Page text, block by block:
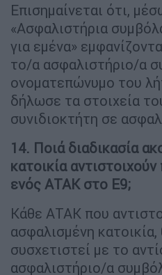
Επισημαίνεται ότι,
«Ασφαλιστήρια
για εμένα»
το/α ασφαλιστήριο/α
ονοματεπώνυμο του
δήλωσε τα στοιχεία
συνιδιοκτήτη σε
14. Ποιά διαδικασία
κατοικία
ενός ΑΤΑΚ στο Ε9;
Κάθε ΑΤΑΚ που
ασφαλισμένη
συσχετιστεί με το
ασφαλιστήριο/α